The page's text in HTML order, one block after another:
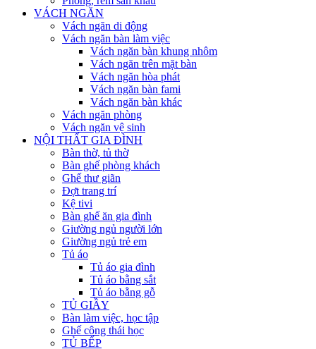
VÁCH NGĂN
Vách ngăn di động
Vách ngăn bàn làm việc
Vách ngăn bàn khung nhôm
Vách ngăn trên mặt bàn
Vách ngăn hòa phát
Vách ngăn bàn fami
Vách ngăn bàn khác
Vách ngăn phòng
Vách ngăn vệ sinh
NỘI THẤT GIA ĐÌNH
Bàn thờ, tủ thờ
Bàn ghế phòng khách
Ghế thư giãn
Đợt trang trí
Kệ tivi
Bàn ghế ăn gia đình
Giường ngủ người lớn
Giường ngủ trẻ em
Tủ áo
Tủ áo gia đình
Tủ áo bằng sắt
Tủ áo bằng gỗ
TỦ GIẦY
Bàn làm việc, học tập
Ghế công thái học
TỦ BẾP